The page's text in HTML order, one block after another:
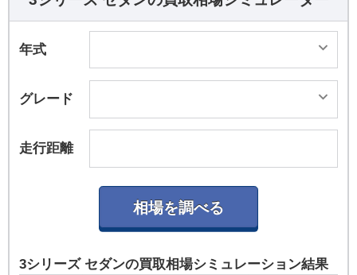
年式
グレード
走行距離
3シリーズ セダンの買取相場シミュレーション結果